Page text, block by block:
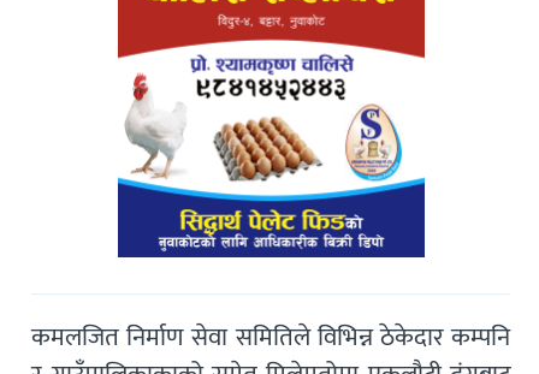
कमलजित निर्माण सेवा समितिले विभिन्न ठेकेदार कम्पनि